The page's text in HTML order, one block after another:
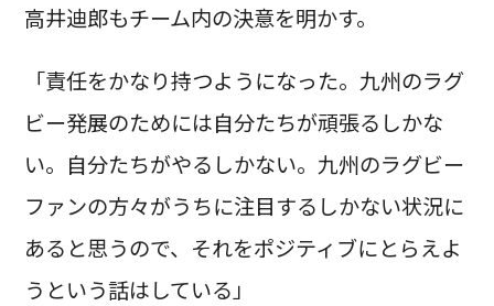
高井迪郎もチーム内の決意を明かす。
「責任をかなり持つようになった。九州のラグ
ビー発展のためには自分たちが頑張るしかな
い。自分たちがやるしかない。九州のラグビー
ファンの方々がうちに注目するしかない状況に
あると思うので、それをポジティブにとらえよ
うという話はしている」